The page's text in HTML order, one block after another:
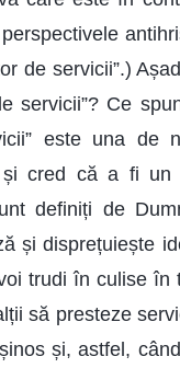
de servicii”.)
servicii”? Ce
este una de
cred că a fi un
definiți de
și disprețuiește
trudi în culise
să presteze
și, astfel,